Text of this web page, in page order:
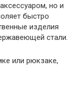
но и
быстро
изделия
стали.
или рюкзаке,